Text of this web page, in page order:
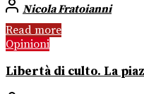
Nicola Fratoianni
Read more
Opinioni
Libertà di culto. La